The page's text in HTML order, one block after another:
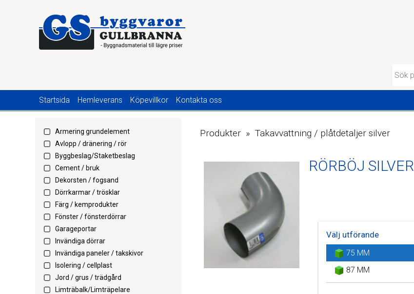
Startsida Hemleverans Köpevillkor Kontakta oss
Armering grundelement
Avlopp / dränering / rör
Byggbeslag/Staketbeslag
Cement / bruk
Dekorsten / fogsand
Dörrkarmar / trösklar
Färg / kemprodukter
Fönster / fönsterdörrar
Garageportar
Invändiga dörrar
Invändiga paneler / takskivor
Isolering / cellplast
Jord / grus / trädgård
Limträbalk/Limträpelare
Produkter » Takavvattning / plåtdetaljer silver
RÖRBÖJ SILVER
Välj utförande
75 MM
87 MM